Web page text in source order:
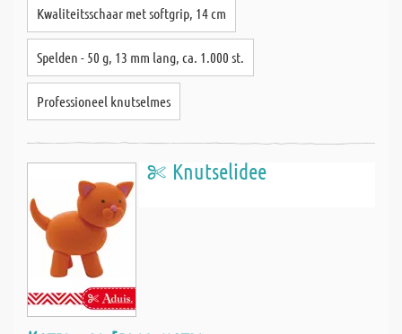
Kwaliteitsschaar met softgrip, 14 cm
Spelden - 50 g, 13 mm lang, ca. 1.000 st.
Professioneel knutselmes
Knutselidee